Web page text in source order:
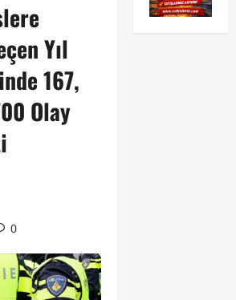
Yıl
167,
Olay
0